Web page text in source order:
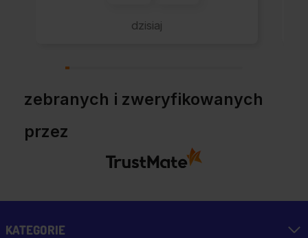
dzisiaj
zebranych i zweryfikowanych
przez
KATEGORIE